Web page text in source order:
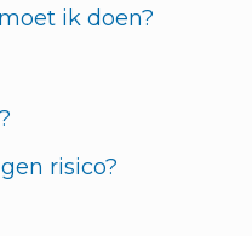
ik doen?
risico?